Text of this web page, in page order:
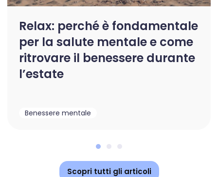
Relax: perché è fondamentale
per la salute mentale e come
ritrovare il benessere durante
l’estate
Benessere mentale
Scopri tutti gli articoli